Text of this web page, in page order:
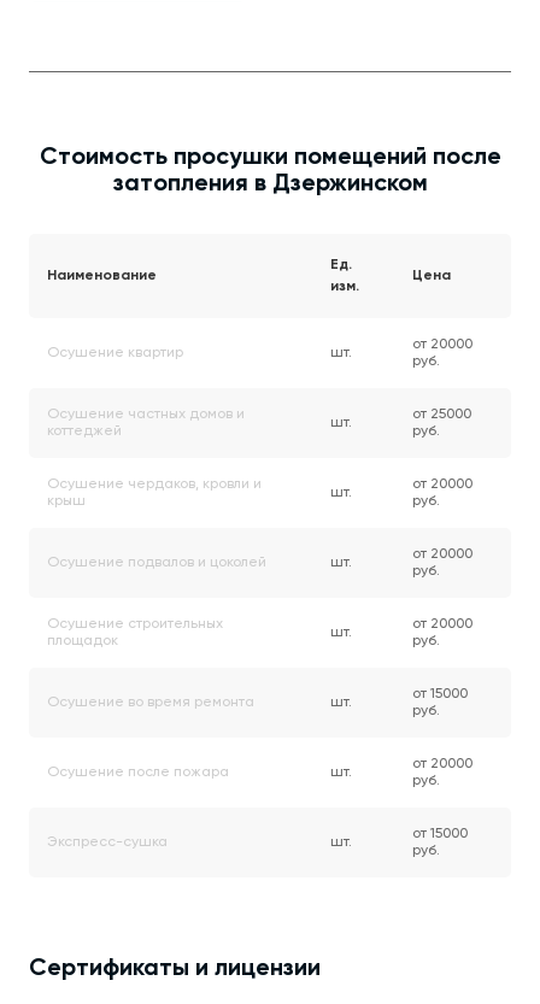
Стоимость просушки помещений после
затопления в Дзержинском
Наименование
Ед.
изм.
Цена
Осушение квартир шт.
от 20000
руб.
Осушение частных домов и
коттеджей
шт.
от 25000
руб.
Осушение чердаков, кровли и
крыш
шт.
от 20000
руб.
Осушение подвалов и цоколей шт.
от 20000
руб.
Осушение строительных
площадок
шт.
от 20000
руб.
Осушение во время ремонта шт.
от 15000
руб.
Осушение после пожара шт.
от 20000
руб.
Экспресс-cушка шт.
от 15000
руб.
Сертификаты и лицензии